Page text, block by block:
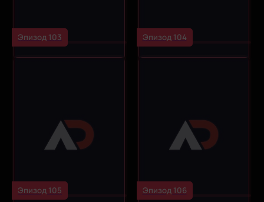
Эпизод 103 Эпизод 104
Эпизод 105 Эпизод 106